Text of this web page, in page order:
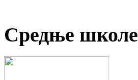
Средње школе